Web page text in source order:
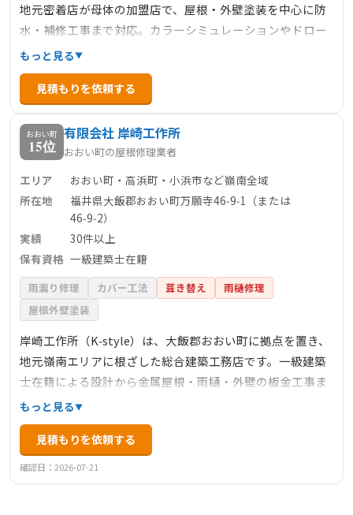
地元密着店が母体の加盟店で、屋根・外壁塗装を中心に防
水・補修工事まで対応。カラーシミュレーションやドロー
ン診断付きで、施工前の詳細な診断と丁寧な説明が特徴で
す。屋根カバー工法や葺き替え、雨漏り補修なども扱い、
工程ごとの交換日記や施工履歴ファイル提供など、顧客視
点のサポート体制が充実しています。高浜町などの嶺南エ
リアにもフォロー体制が整っており、安心して任せられる
専門店です。
もっと見る
見積もりを依頼する
おおい町
15位
有限会社 岸崎工作所
おおい町の屋根修理業者
エリア
おおい町・高浜町・小浜市など嶺南全域
所在地
福井県大飯郡おおい町万願寺46‑9‑1（または
46‑9‑2）
実績
30件以上
保有資格 一級建築士在籍
雨漏り修理 カバー工法 葺き替え
雨樋修理
屋根外壁塗装
岸崎工作所（K‑style）は、大飯郡おおい町に拠点を置き、
地元嶺南エリアに根ざした総合建築工務店です。一級建築
士在籍による設計から金属屋根・雨樋・外壁の板金工事ま
で一貫対応。「家づくりスケジュール」による無料見積
り・診断、過去30件以上の施工実績、写真付きの事例紹介
があり、信頼性と技術力が魅力。職人施工による丁寧な仕
上がりを求める方にお勧めです。
もっと見る
見積もりを依頼する
確認日：2026-07-21